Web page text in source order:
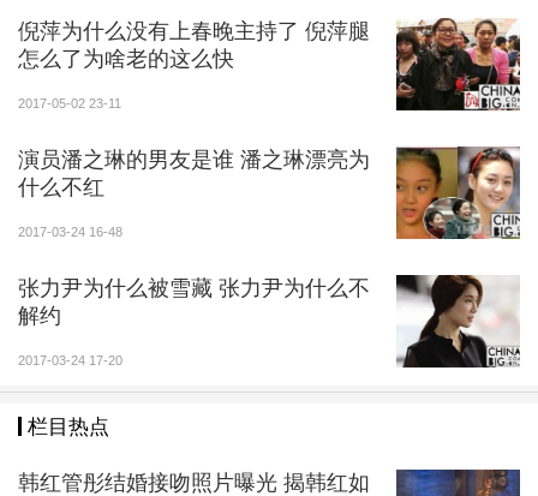
倪萍为什么没有上春晚主持了 倪萍腿
怎么了为啥老的这么快
2017-05-02 23-11
演员潘之琳的男友是谁 潘之琳漂亮为
什么不红
2017-03-24 16-48
张力尹为什么被雪藏 张力尹为什么不
解约
2017-03-24 17-20
栏目热点
韩红管彤结婚接吻照片曝光 揭韩红如